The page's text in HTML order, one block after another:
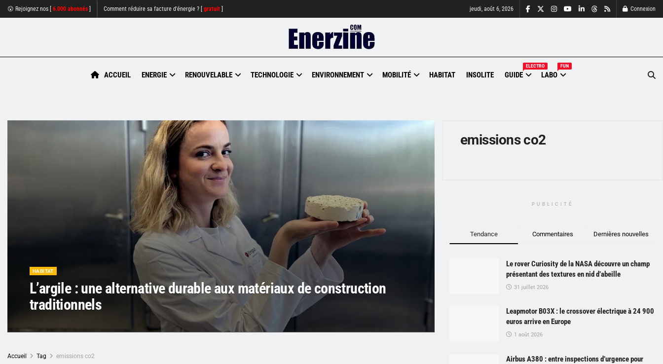
😮 Rejoignez nos [ 6.000 abonnés Comment réduire sa facture d'énergie ? [ gratuit jeudi, août 6, 2026 Connexion
ACCUEIL ENERGIE RENOUVELABLE TECHNOLOGIE ENVIRONNEMENT MOBILITÉ HABITAT INSOLITE GUIDE
ELECTRO
LABO
FUN
HABITAT
L’argile : une alternative durable aux matériaux de construction
traditionnels
Accueil Tag emissions co2
emissions co2
PUBLICITÉ
Tendance Commentaires Dernières nouvelles
Le rover Curiosity de la NASA découvre un champ
présentant des textures en nid d’abeille
31 juillet 2026
Leapmotor B03X : le crossover électrique à 24 900
euros arrive en Europe
1 août 2026
Airbus A380 : entre inspections d’urgence pour